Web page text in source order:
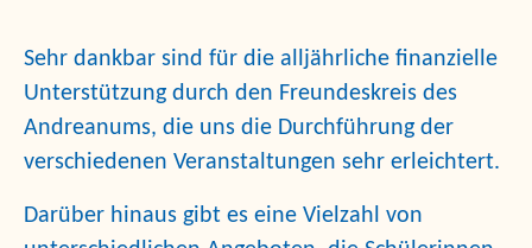
Sehr dankbar sind für die alljährliche finanzielle
Unterstützung durch den Freundeskreis des
Andreanums, die uns die Durchführung der
verschiedenen Veranstaltungen sehr erleichtert.
Darüber hinaus gibt es eine Vielzahl von